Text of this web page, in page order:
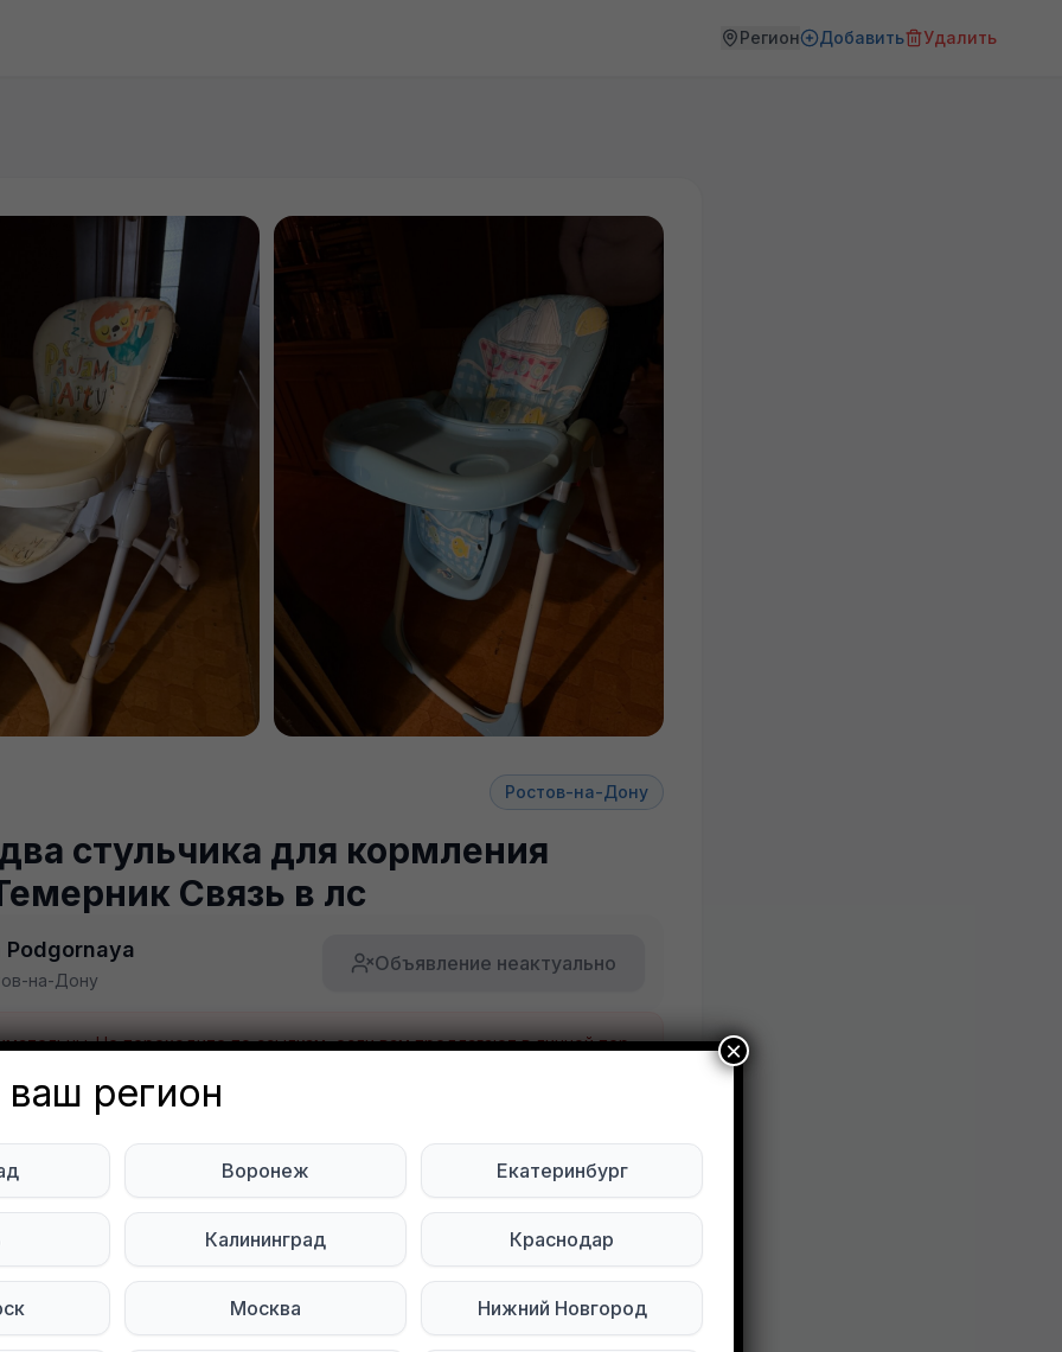
Регион Добавить Удалить
Ростов-на-Дону
стульчика для кормления
Связь в лс
Podgornaya
на-Дону
Объявление неактуально
Будьте внимательны. Не переходите по ссылкам, если вам предлагают в личной переписке с дарителем оплаты доставки, брони, предоплаты или установки стороннего приложения, удалите переписку и заблокируйте пользователя. Обо всех таких постах сообщайте
на нас в социальных сетях:
Мы в Telegram
регион
Воронеж Екатеринбург
Калининград Краснодар
Москва Нижний Новгород
×